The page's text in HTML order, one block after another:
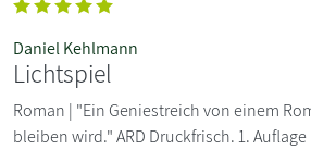
Daniel Kehlmann
Lichtspiel
Roman | "Ein Geniestreich von einem
bleiben wird." ARD Druckfrisch. 1. Auflage